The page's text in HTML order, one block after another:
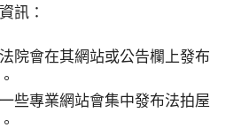
訊：
院會在其網站或公告欄上發布
些專業網站會集中發布法拍屋